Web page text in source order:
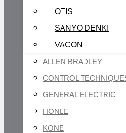
OTIS
SANYO DENKI
VACON
ALLEN BRADLEY
CONTROL
GENERAL ELECTRIC
HONLE
KONE